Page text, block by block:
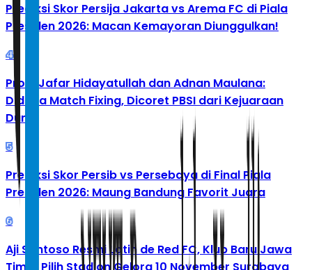
Prediksi Skor Persija Jakarta vs Arema FC di Piala
Presiden 2026: Macan Kemayoran Diunggulkan!
4
Profil Jafar Hidayatullah dan Adnan Maulana:
Diduga Match Fixing, Dicoret PBSI dari Kejuaraan
Dunia
5
Prediksi Skor Persib vs Persebaya di Final Piala
Presiden 2026: Maung Bandung Favorit Juara
6
Aji Santoso Resmi Latih de Red FC, Klub Baru Jawa